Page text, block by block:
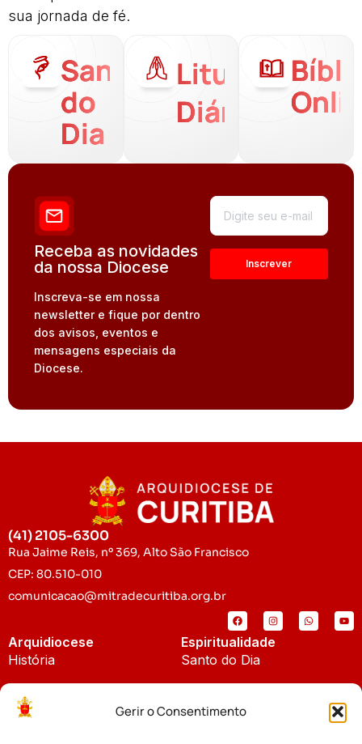
Gerir o Consentimento
sua jornada de fé.
Santo
do
Dia
Liturgia
Diária
Receba as novidades
da nossa Diocese
Inscreva-se em nossa
newsletter e fique por dentro
dos avisos, eventos e
mensagens especiais da
Diocese.
(41) 2105-6300
Rua Jaime Reis, nº 369, Alto São Francisco
CEP: 80.510-010
comunicacao@mitradecuritiba.org.br
Arquidiocese
História
Padroeira
Espiritualidade
Santo do Dia